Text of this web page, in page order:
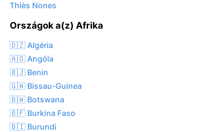
Thiès Nones
Országok a(z) Afrika
🇩🇿 Algéria
🇦🇴 Angóla
🇧🇯 Benin
🇬🇼 Bissau-Guinea
🇧🇼 Botswana
🇧🇫 Burkina Faso
🇧🇮 Burundi